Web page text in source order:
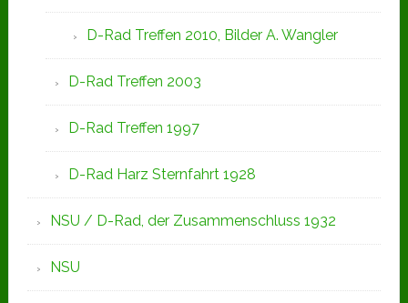
D-Rad Treffen 2010, Bilder A. Wangler
D-Rad Treffen 2003
D-Rad Treffen 1997
D-Rad Harz Sternfahrt 1928
NSU / D-Rad, der Zusammenschluss 1932
NSU